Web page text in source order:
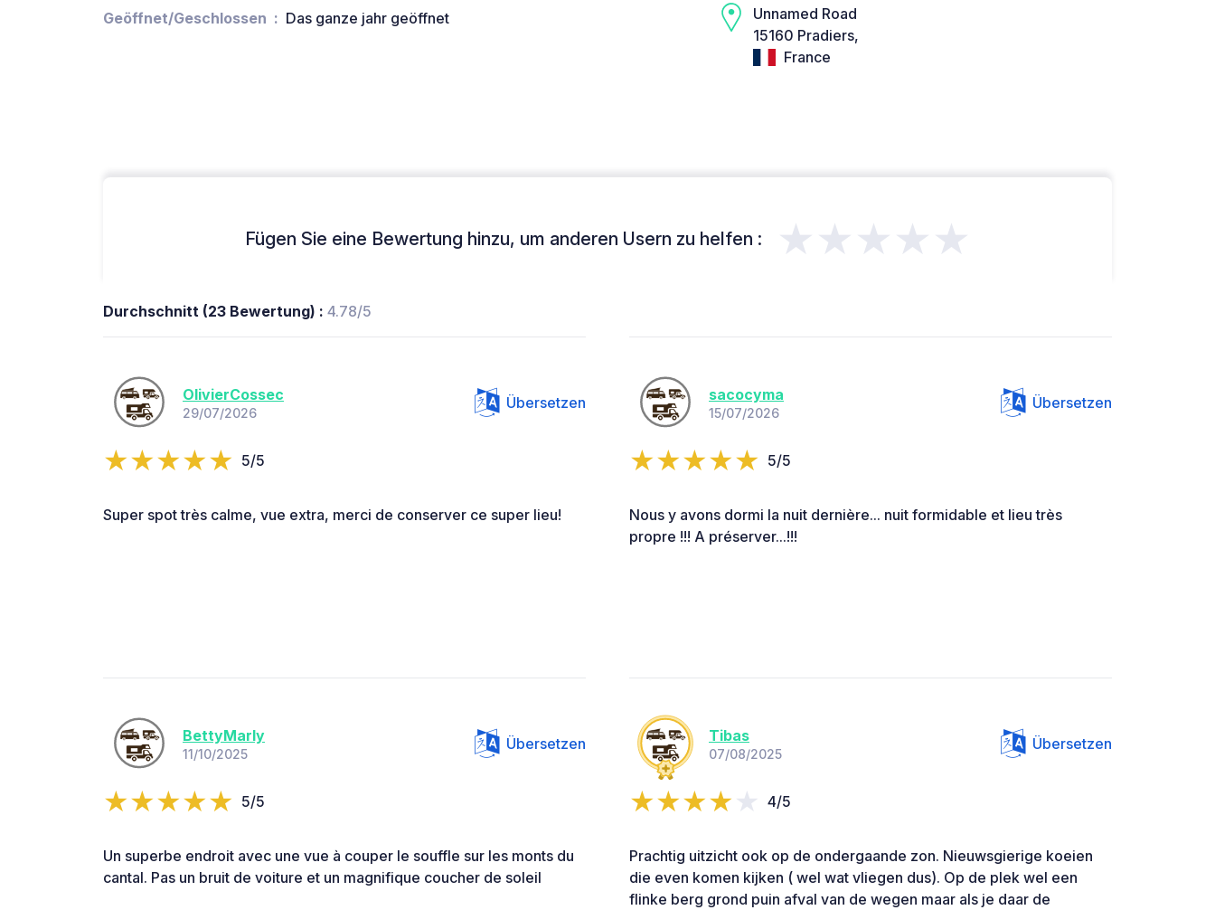
Geöffnet/Geschlossen
Das ganze jahr geöffnet
Unnamed Road
15160 Pradiers,
France
Fügen Sie eine Bewertung hinzu, um anderen Usern zu helfen : ★★★★★
Durchschnitt (23 Bewertung) : 4.78/5
OlivierCossec
29/07/2026
Übersetzen
5/5
Super spot très calme, vue extra, merci de conserver ce super lieu!
sacocyma
15/07/2026
Übersetzen
5/5
Nous y avons dormi la nuit dernière... nuit formidable et lieu très
propre !!! A préserver...!!!
BettyMarly
11/10/2025
Übersetzen
5/5
Un superbe endroit avec une vue à couper le souffle sur les monts du
cantal. Pas un bruit de voiture et un magnifique coucher de soleil
Tibas
07/08/2025
Übersetzen
4/5
Prachtig uitzicht ook op de ondergaande zon. Nieuwsgierige koeien
die even komen kijken ( wel wat vliegen dus). Op de plek wel een
flinke berg grond puin afval van de wegen maar als je daar de